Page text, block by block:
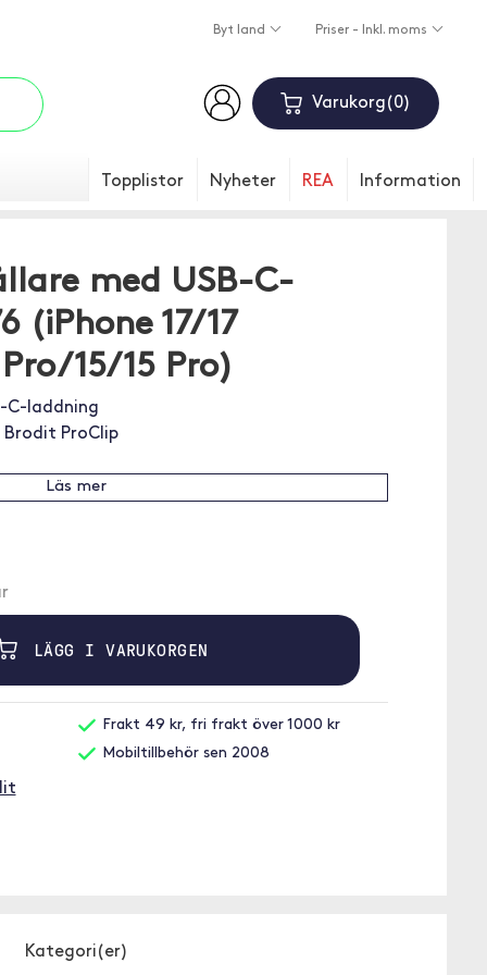
Byt land Priser - Inkl. moms
Varukorg 0
Topplistor Nyheter REA Information
med USB-C-
(iPhone 17/17
15/15 Pro)
C-laddning
ProClip
Läs mer
LÄGG I VARUKORGEN
Frakt 49 kr, fri frakt över 1000 kr
Mobiltillbehör sen 2008
Kategori(er)